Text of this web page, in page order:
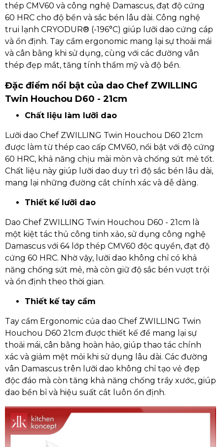
thép CMV60 và công nghệ Damascus, đạt độ cứng
60 HRC cho độ bền và sắc bén lâu dài. Công nghệ
trui lạnh CRYODUR® (-196°C) giúp lưỡi dao cứng cáp
và ổn định. Tay cầm ergonomic mang lại sự thoải mái
và cân bằng khi sử dụng, cùng với các đường vân
thép đẹp mắt, tăng tính thẩm mỹ và độ bền.
Đặc điểm nổi bật của dao Chef ZWILLING
Twin Houchou D60 - 21cm
Chất liệu làm lưỡi dao
Lưỡi dao Chef ZWILLING Twin Houchou D60 21cm
được làm từ thép cao cấp CMV60, nổi bật với độ cứng
60 HRC, khả năng chịu mài mòn và chống sứt mẻ tốt.
Chất liệu này giúp lưỡi dao duy trì độ sắc bén lâu dài,
mang lại những đường cắt chính xác và dễ dàng.
Thiết kế lưỡi dao
Dao Chef ZWILLING Twin Houchou D60 - 21cm là
một kiệt tác thủ công tinh xảo, sử dụng công nghệ
Damascus với 64 lớp thép CMV60 độc quyền, đạt độ
cứng 60 HRC. Nhờ vậy, lưỡi dao không chỉ có khả
năng chống sứt mẻ, mà còn giữ độ sắc bén vượt trội
và ổn định theo thời gian.
Thiết kế tay cầm
Tay cầm Ergonomic của dao Chef ZWILLING Twin
Houchou D60 21cm được thiết kế để mang lại sự
thoải mái, cân bằng hoàn hảo, giúp thao tác chính
xác và giảm mệt mỏi khi sử dụng lâu dài. Các đường
vân Damascus trên lưỡi dao không chỉ tạo vẻ đẹp
độc đáo mà còn tăng khả năng chống trầy xước, giúp
dao bền bỉ và hiệu suất cắt luôn ổn định.